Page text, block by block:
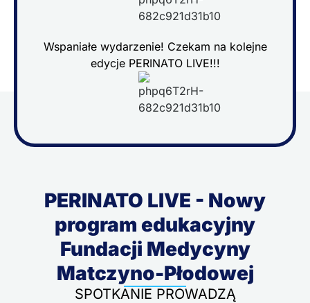
Wspaniałe wydarzenie! Czekam na kolejne
edycje PERINATO LIVE!!!
PERINATO LIVE - Nowy
program edukacyjny
Fundacji Medycyny
Matczyno-Płodowej
SPOTKANIE PROWADZĄ